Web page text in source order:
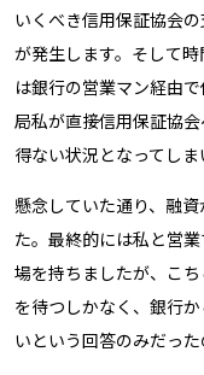
いくべき信用保証協会
が発生します。そして
は銀行の営業マン経由
局私が直接信用保証協
得ない状況となってしま
懸念していた通り、融
た。最終的には私と営
場を持ちましたが、こ
を待つしかなく、銀行
いという回答のみだった